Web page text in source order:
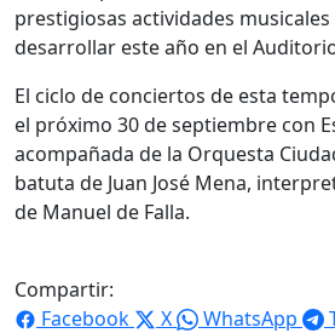
prestigiosas actividades musicales
desarrollar este año en el
El ciclo de conciertos de esta
el próximo 30 de septiembre con
acompañada de la Orquesta
batuta de Juan José Mena,
de Manuel de Falla.
Compartir:
Facebook
X WhatsApp